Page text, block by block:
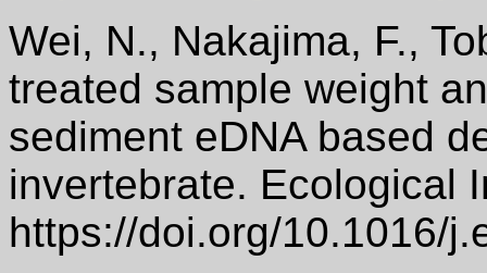
Wei, N., Nakajima, F.,
treated sample weight
sediment eDNA based
invertebrate. Ecological
https://doi.org/10.1016/